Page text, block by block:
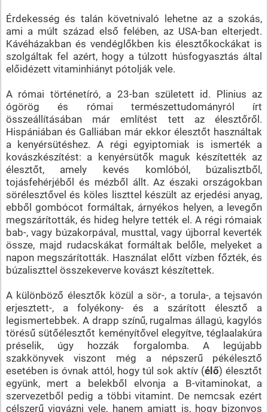
Érdekesség és talán követnivaló lehetne az a szokás,
ami a múlt század első felében, az USA-ban elterjedt.
Kávéházakban és vendéglőkben kis élesztőkockákat is
szolgáltak fel azért, hogy a túlzott húsfogyasztás által
előidézett vitaminhiányt pótolják vele.
A római történetíró, a 23-ban született id. Plinius az
ógörög és római természettudományról írt
összeállításában már említést tett az élesztőről.
Hispániában és Galliában már ekkor élesztőt használtak
a kenyérsütéshez. A régi egyiptomiak is ismerték a
kovászkészítést: a kenyérsütők maguk készítették az
élesztőt, amely kevés komlóból, búzalisztből,
tojásfehérjéből és mézből állt. Az északi országokban
sörélesztővel és köles liszttel készült az erjedési anyag,
ebből gombócot formáltak, árnyékos helyen, a levegőn
megszárították, és hideg helyre tették el. A régi rómaiak
bab-, vagy búzakorpával, musttal, vagy újborral keverték
össze, majd rudacskákat formáltak belőle, melyeket a
napon megszárították. Használat előtt vízben főzték, és
búzaliszttel összekeverve kovászt készítettek.
A különböző élesztők közül a sör-, a torula-, a tejsavón
erjesztett-, a folyékony- és a szárított élesztő a
legismertebbek. A drapp színű, rugalmas állagú, kagylós
törésű sütőélesztőt keményítővel elegyítve, téglaalakúra
préselik, úgy hozzák forgalomba. A legújabb
szakkönyvek viszont még a népszerű pékélesztő
esetében is óvnak attól, hogy túl sok aktív (élő) élesztőt
együnk, mert a belekből elvonja a B-vitaminokat, a
szervezetből pedig a többi vitamint. De nemcsak ezért
célszerű vigyázni vele, hanem amiatt is, hogy bizonyos